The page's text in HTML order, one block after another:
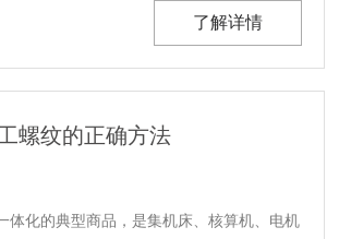
配，包括适应配套的数控车床设备。...
了解详情
螺纹的正确方法
体化的典型商品，是集机床、核算机、电机